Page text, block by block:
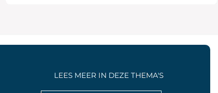
LEES MEER IN DEZE THEMA'S